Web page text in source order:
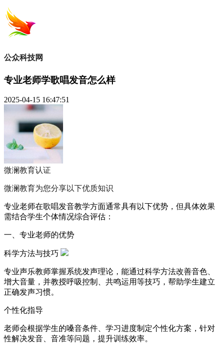
公众科技网
专业老师学歌唱发音怎么样
2025-04-15 16:47:51
微澜教育认证
微澜教育为您分享以下优质知识
专业老师在歌唱发音教学方面通常具有以下优势，但具体效果
需结合学生个体情况综合评估：
一、专业老师的优势
科学方法与技巧
专业声乐教师掌握系统发声理论，能通过科学方法改善音色、
增大音量，并教授呼吸控制、共鸣运用等技巧，帮助学生建立
正确发声习惯。
个性化指导
老师会根据学生的嗓音条件、学习进度制定个性化方案，针对
性解决发音、音准等问题，提升训练效率。